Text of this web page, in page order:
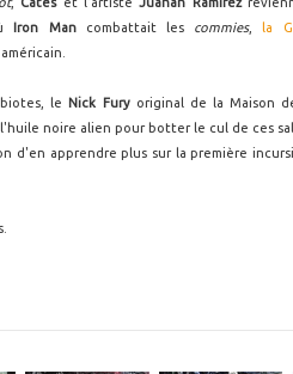
Iron Man combattait les commies, la
le Nick Fury original de la Maison
noire alien pour botter le cul de ces
d'en apprendre plus sur la première